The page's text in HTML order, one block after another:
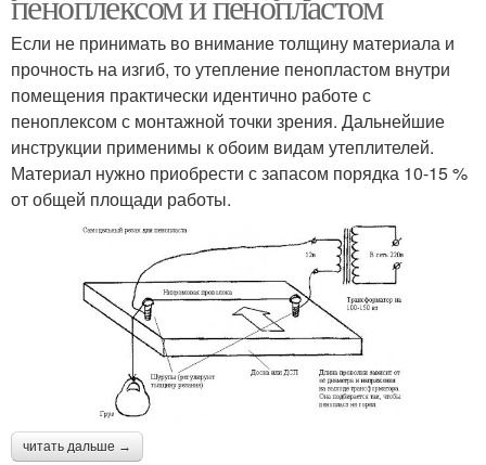
Если не принимать во внимание толщину материала и
прочность на изгиб, то утепление пенопластом внутри
помещения практически идентично работе с
пеноплексом с монтажной точки зрения. Дальнейшие
инструкции применимы к обоим видам утеплителей.
Материал нужно приобрести с запасом порядка 10-15 %
от общей площади работы.
читать дальше →